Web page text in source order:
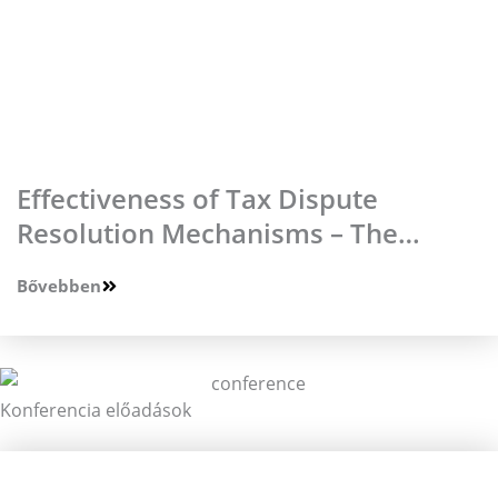
Effectiveness of Tax Dispute
Resolution Mechanisms – The
Framework on National Jurisdiction
Bővebben
Konferencia előadások